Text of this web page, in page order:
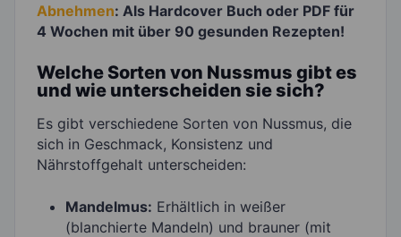
Abnehmen: Als Hardcover Buch oder PDF für
4 Wochen mit über 90 gesunden Rezepten!
Welche Sorten von Nussmus gibt es
und wie unterscheiden sie sich?
Es gibt verschiedene Sorten von Nussmus, die
sich in Geschmack, Konsistenz und
Nährstoffgehalt unterscheiden:
Mandelmus: Erhältlich in weißer
(blanchierte Mandeln) und brauner (mit